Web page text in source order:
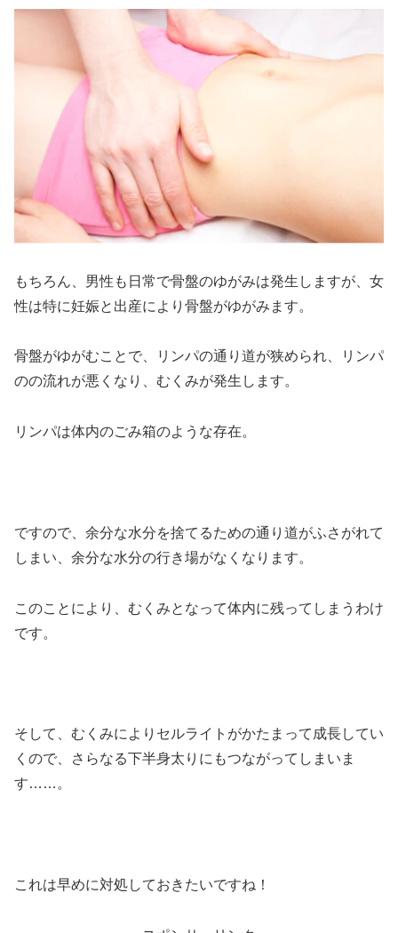
もちろん、男性も日常で骨盤のゆがみは発生しますが、女
性は特に妊娠と出産により骨盤がゆがみます。
骨盤がゆがむことで、リンパの通り道が狭められ、リンパ
のの流れが悪くなり、むくみが発生します。
リンパは体内のごみ箱のような存在。
ですので、余分な水分を捨てるための通り道がふさがれて
しまい、余分な水分の行き場がなくなります。
このことにより、むくみとなって体内に残ってしまうわけ
です。
そして、むくみによりセルライトがかたまって成長してい
くので、さらなる下半身太りにもつながってしまいま
す……。
これは早めに対処しておきたいですね！